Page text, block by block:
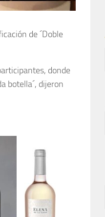
de ´Doble
donde
botella´, dijeron